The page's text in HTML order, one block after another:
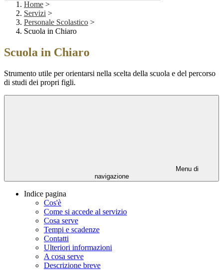
Home >
Servizi >
Personale Scolastico >
Scuola in Chiaro
Scuola in Chiaro
Strumento utile per orientarsi nella scelta della scuola e del percorso
di studi dei propri figli.
Menu di
navigazione
Indice pagina
Cos'è
Come si accede al servizio
Cosa serve
Tempi e scadenze
Contatti
Ulteriori informazioni
A cosa serve
Descrizione breve